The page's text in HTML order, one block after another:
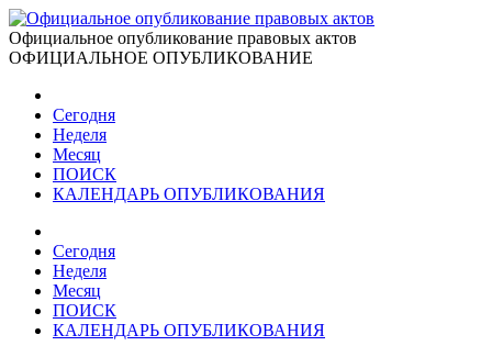
Официальное опубликование правовых актов
ОФИЦИАЛЬНОЕ ОПУБЛИКОВАНИЕ
Сегодня
Неделя
Месяц
ПОИСК
КАЛЕНДАРЬ ОПУБЛИКОВАНИЯ
Сегодня
Неделя
Месяц
ПОИСК
КАЛЕНДАРЬ ОПУБЛИКОВАНИЯ